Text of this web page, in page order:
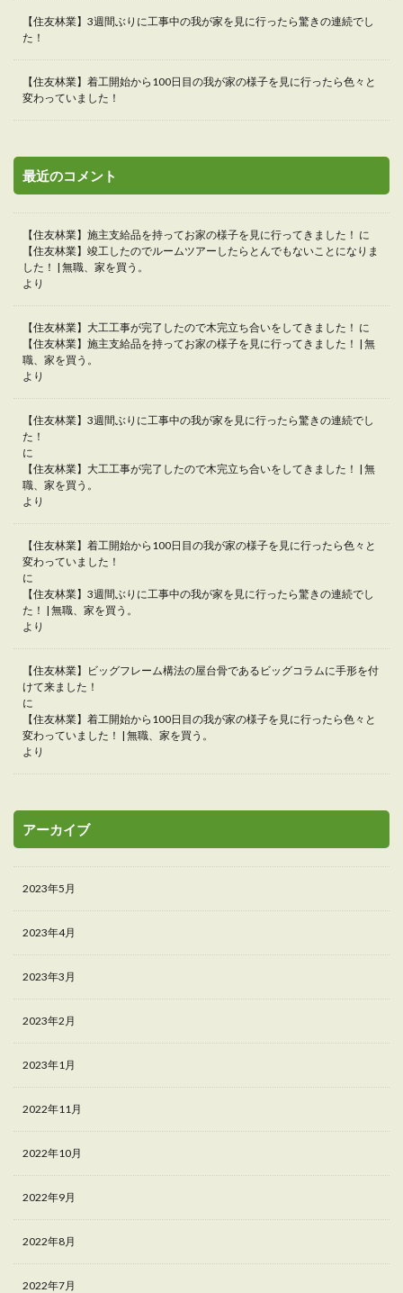
【住友林業】3週間ぶりに工事中の我が家を見に行ったら驚きの連続でし
た！
【住友林業】着工開始から100日目の我が家の様子を見に行ったら色々と
変わっていました！
最近のコメント
【住友林業】施主支給品を持ってお家の様子を見に行ってきました！ に
【住友林業】竣工したのでルームツアーしたらとんでもないことになりま
した！ | 無職、家を買う。
より
【住友林業】大工工事が完了したので木完立ち合いをしてきました！ に
【住友林業】施主支給品を持ってお家の様子を見に行ってきました！ | 無
職、家を買う。
より
【住友林業】3週間ぶりに工事中の我が家を見に行ったら驚きの連続でし
た！
に
【住友林業】大工工事が完了したので木完立ち合いをしてきました！ | 無
職、家を買う。
より
【住友林業】着工開始から100日目の我が家の様子を見に行ったら色々と
変わっていました！
に
【住友林業】3週間ぶりに工事中の我が家を見に行ったら驚きの連続でし
た！ | 無職、家を買う。
より
【住友林業】ビッグフレーム構法の屋台骨であるビッグコラムに手形を付
けて来ました！
に
【住友林業】着工開始から100日目の我が家の様子を見に行ったら色々と
変わっていました！ | 無職、家を買う。
より
アーカイブ
2023年5月
2023年4月
2023年3月
2023年2月
2023年1月
2022年11月
2022年10月
2022年9月
2022年8月
2022年7月